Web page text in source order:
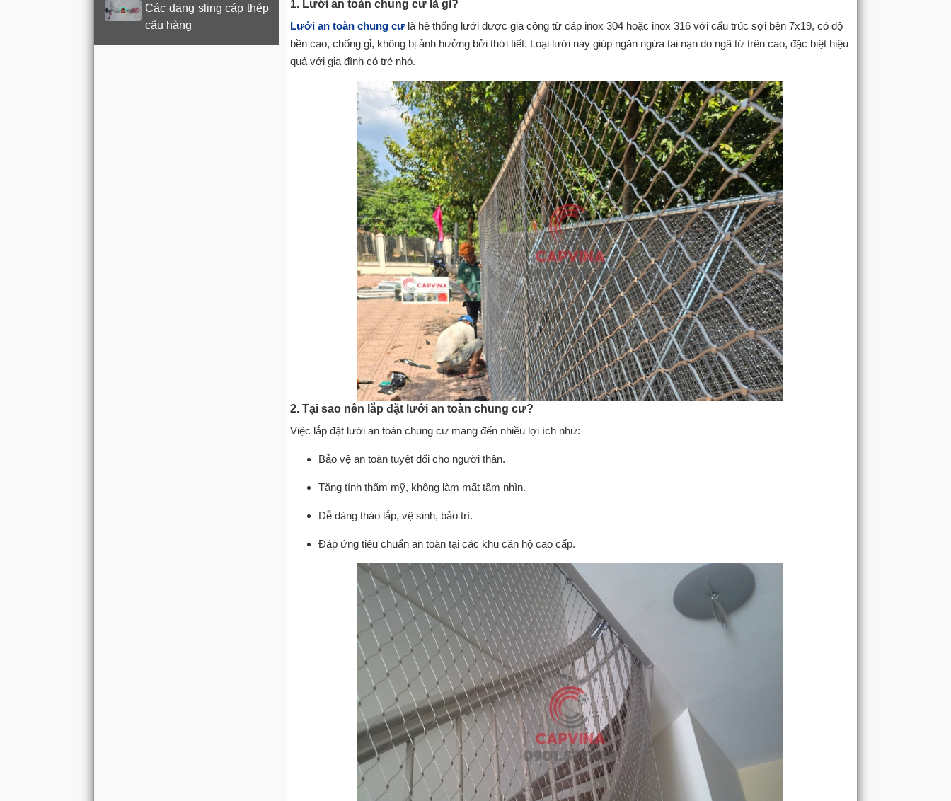
1. Lưới an toàn chung cư là gì?
Lưới an toàn chung cư là hệ thống lưới được gia công từ cáp inox 304 hoặc inox 316 với cấu trúc sợi bện 7x19, có độ
bền cao, chống gỉ, không bị ảnh hưởng bởi thời tiết. Loại lưới này giúp ngăn ngừa tai nạn do ngã từ trên cao, đặc biệt hiệu
quả với gia đình có trẻ nhỏ.
2. Tại sao nên lắp đặt lưới an toàn chung cư?
Việc lắp đặt lưới an toàn chung cư mang đến nhiều lợi ích như:
Bảo vệ an toàn tuyệt đối cho người thân.
Tăng tính thẩm mỹ, không làm mất tầm nhìn.
Dễ dàng tháo lắp, vệ sinh, bảo trì.
Đáp ứng tiêu chuẩn an toàn tại các khu căn hộ cao cấp.
Các dạng sling cáp thép
cẩu hàng